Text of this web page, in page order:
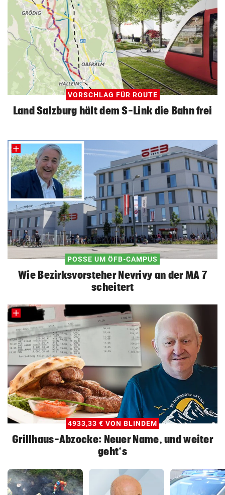
VORSCHLAG FÜR ROUTE
Land Salzburg hält dem S-Link die Bahn frei
POSSE UM ÖFB-CAMPUS
Wie Bezirksvorsteher Nevrivy an der MA 7
scheitert
4933,33 € VON BLINDEM
Grillhaus-Abzocke: Neuer Name, und weiter
geht‘s